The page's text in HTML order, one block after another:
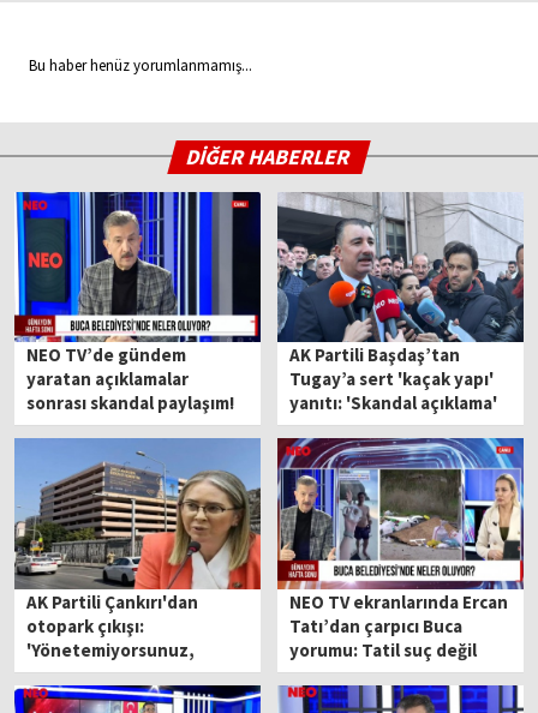
Bu haber henüz yorumlanmamış...
DİĞER HABERLER
NEO TV’de gündem
yaratan açıklamalar
sonrası skandal paylaşım!
Ercan Tatı’ya Ailesi
Üzerinden Gözdağı
AK Partili Başdaş’tan
Tugay’a sert 'kaçak yapı'
yanıtı: 'Skandal açıklama'
AK Partili Çankırı'dan
otopark çıkışı:
'Yönetemiyorsunuz,
bedelini esnaf ödüyor!'
NEO TV ekranlarında Ercan
Tatı’dan çarpıcı Buca
yorumu: Tatil suç değil
ama etik değil!